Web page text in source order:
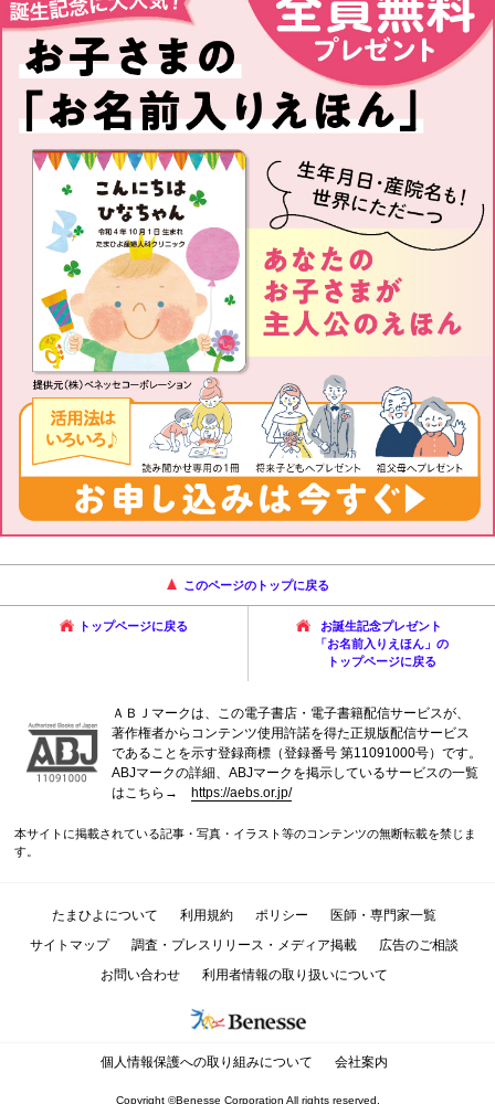
このページのトップに戻る
トップページに戻る
お誕生記念プレゼント
「お名前入りえほん」の
トップページに戻る
ＡＢＪマークは、この電子書店・電子書籍配信サービスが、
著作権者からコンテンツ使用許諾を得た正規版配信サービス
であることを示す登録商標（登録番号 第11091000号）です。
ABJマークの詳細、ABJマークを掲示しているサービスの一覧
はこちら→ https://aebs.or.jp/
本サイトに掲載されている記事・写真・イラスト等のコンテンツの無断転載を禁じま
す。
たまひよについて 利用規約 ポリシー
医師・専門家一覧
サイトマップ
調査・プレスリリース・メディア掲載
広告のご相談
お問い合わせ
利用者情報の取り扱いについて
個人情報保護への取り組みについて 会社案内
Copyright ©Benesse Corporation All rights reserved.